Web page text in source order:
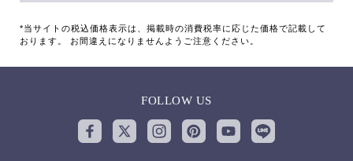
*当サイトの税込価格表示は、掲載時の消費税率に応じた価格で記載して
おります。 お間違えになりませんようご注意ください。
FOLLOW US